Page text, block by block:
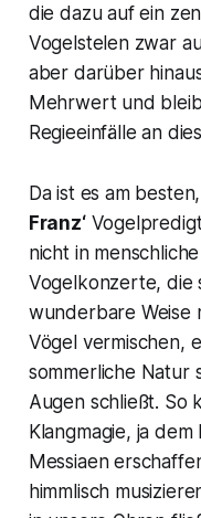
die dazu auf ein
Vogelstelen zwar
aber darüber
Mehrwert und
Regieeinfälle an
Da ist es am
Franz‘
nicht in
Vogelkonzerte, die
wunderbare Weise
Vögel vermischen,
sommerliche Natur
Augen schließt. So
Klangmagie, ja
Messiaen
himmlisch